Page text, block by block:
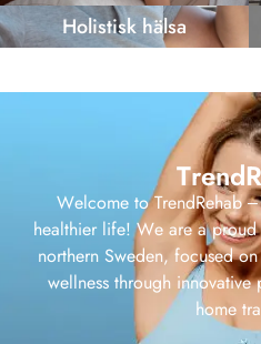
Holistisk hälsa
Welcome to TrendRehab
healthier life! We are a
northern Sweden, focused
wellness through innovative
home